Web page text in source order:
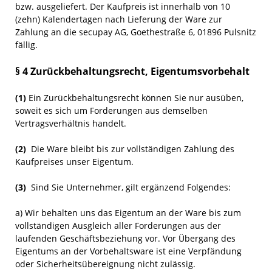
bzw. ausgeliefert. Der Kaufpreis ist innerhalb von 10
(zehn) Kalendertagen nach Lieferung der Ware zur
Zahlung an die secupay AG, Goethestraße 6, 01896 Pulsnitz
fällig.
§ 4 Zurückbehaltungsrecht, Eigentumsvorbehalt
(1) Ein Zurückbehaltungsrecht können Sie nur ausüben,
soweit es sich um Forderungen aus demselben
Vertragsverhältnis handelt.
(2) Die Ware bleibt bis zur vollständigen Zahlung des
Kaufpreises unser Eigentum.
(3) Sind Sie Unternehmer, gilt ergänzend Folgendes:
a) Wir behalten uns das Eigentum an der Ware bis zum
vollständigen Ausgleich aller Forderungen aus der
laufenden Geschäftsbeziehung vor. Vor Übergang des
Eigentums an der Vorbehaltsware ist eine Verpfändung
oder Sicherheitsübereignung nicht zulässig.